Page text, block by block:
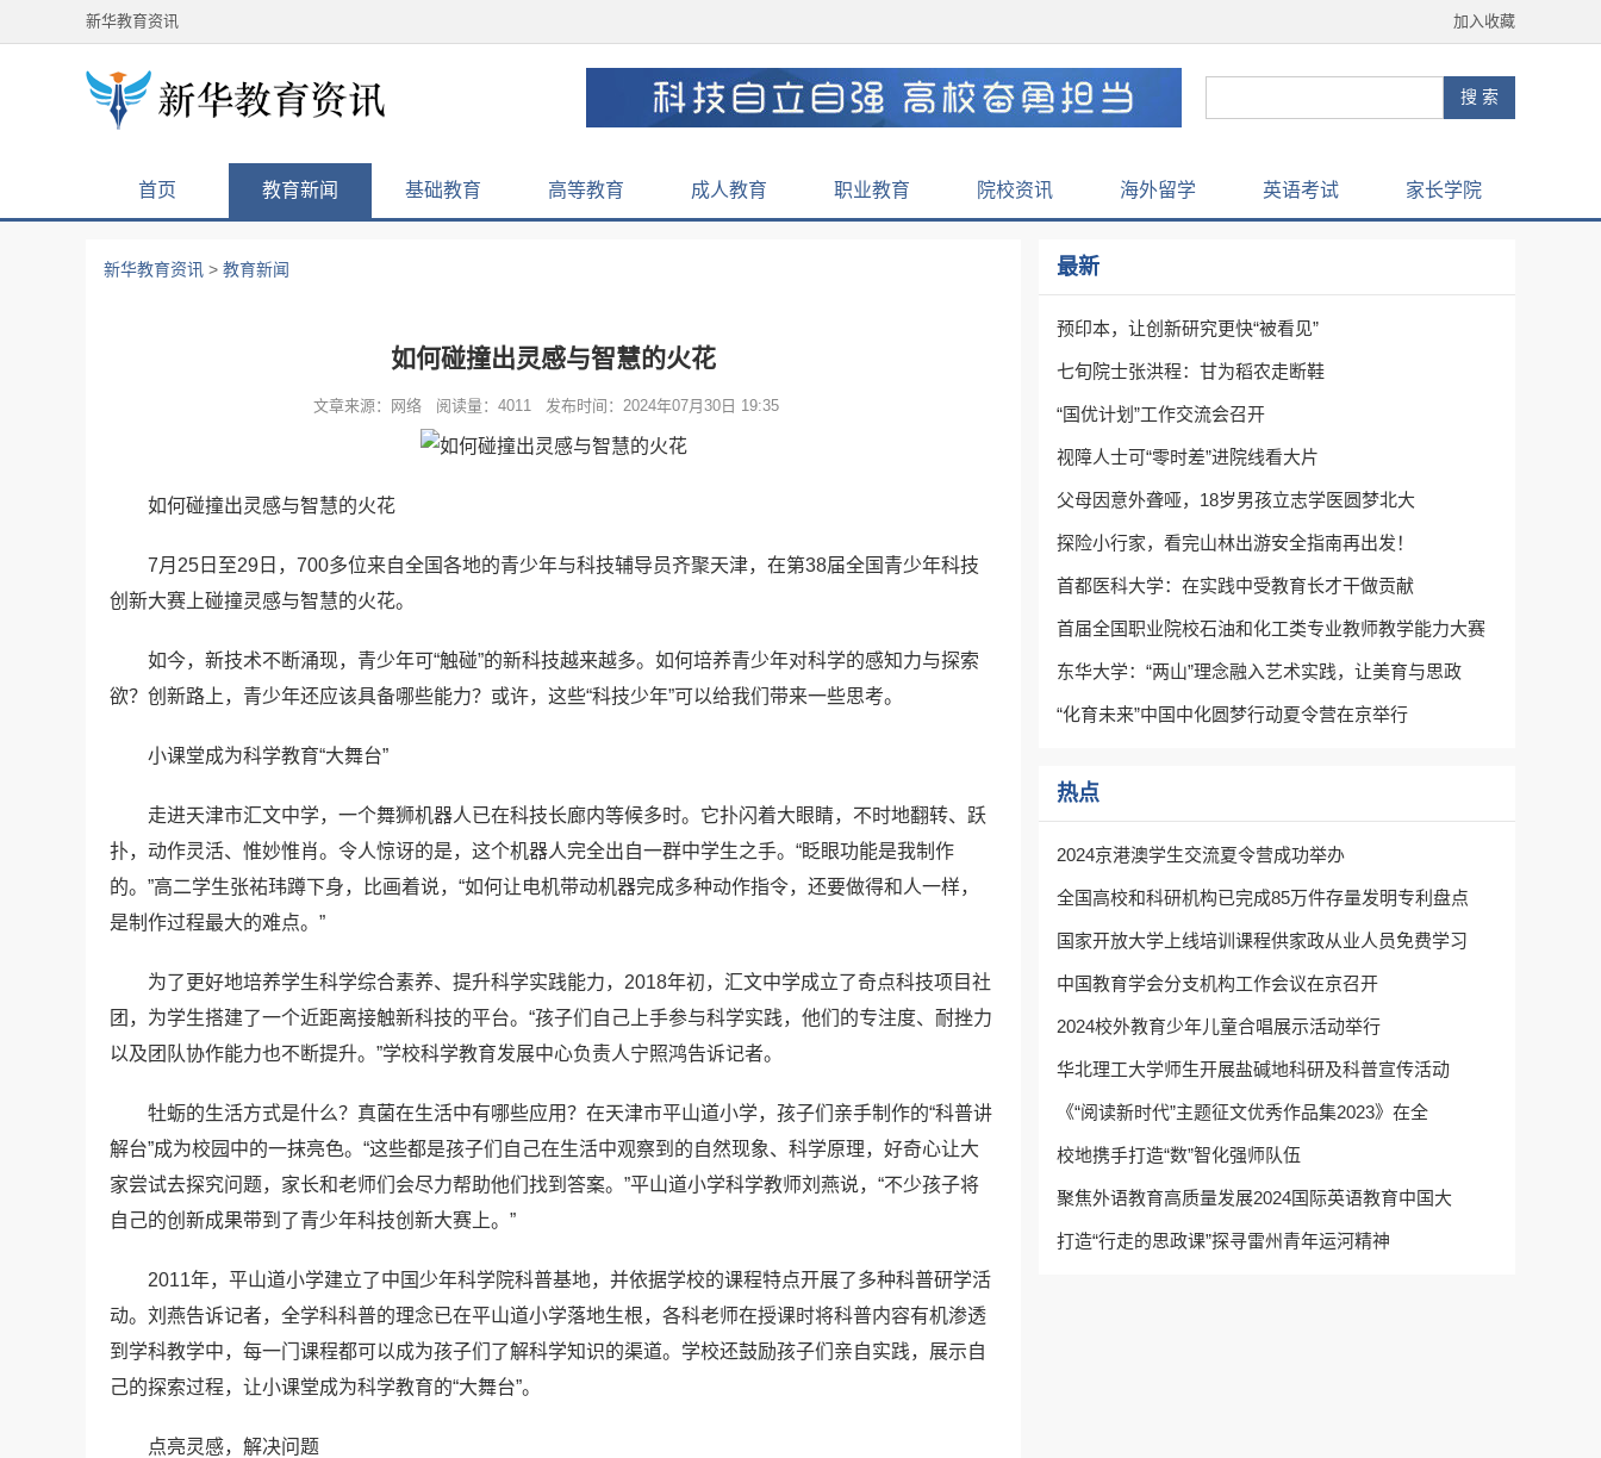
新华教育资讯 加入收藏
首页 教育新闻 基础教育 高等教育 成人教育 职业教育 院校资讯 海外留学 英语考试 家长学院
新华教育资讯 > 教育新闻
如何碰撞出灵感与智慧的火花
文章来源：网络 阅读量：4011 发布时间：2024年07月30日 19:35
如何碰撞出灵感与智慧的火花
7月25日至29日，700多位来自全国各地的青少年与科技辅导员齐聚天津，在第38届全国青少年科技
创新大赛上碰撞灵感与智慧的火花。
如今，新技术不断涌现，青少年可“触碰”的新科技越来越多。如何培养青少年对科学的感知力与探索
欲？创新路上，青少年还应该具备哪些能力？或许，这些“科技少年”可以给我们带来一些思考。
小课堂成为科学教育“大舞台”
走进天津市汇文中学，一个舞狮机器人已在科技长廊内等候多时。它扑闪着大眼睛，不时地翻转、跃
扑，动作灵活、惟妙惟肖。令人惊讶的是，这个机器人完全出自一群中学生之手。“眨眼功能是我制作
的。”高二学生张祐玮蹲下身，比画着说，“如何让电机带动机器完成多种动作指令，还要做得和人一样，
是制作过程最大的难点。”
为了更好地培养学生科学综合素养、提升科学实践能力，2018年初，汇文中学成立了奇点科技项目社
团，为学生搭建了一个近距离接触新科技的平台。“孩子们自己上手参与科学实践，他们的专注度、耐挫力
以及团队协作能力也不断提升。”学校科学教育发展中心负责人宁照鸿告诉记者。
牡蛎的生活方式是什么？真菌在生活中有哪些应用？在天津市平山道小学，孩子们亲手制作的“科普讲
解台”成为校园中的一抹亮色。“这些都是孩子们自己在生活中观察到的自然现象、科学原理，好奇心让大
家尝试去探究问题，家长和老师们会尽力帮助他们找到答案。”平山道小学科学教师刘燕说，“不少孩子将
自己的创新成果带到了青少年科技创新大赛上。”
2011年，平山道小学建立了中国少年科学院科普基地，并依据学校的课程特点开展了多种科普研学活
动。刘燕告诉记者，全学科科普的理念已在平山道小学落地生根，各科老师在授课时将科普内容有机渗透
到学科教学中，每一门课程都可以成为孩子们了解科学知识的渠道。学校还鼓励孩子们亲自实践，展示自
己的探索过程，让小课堂成为科学教育的“大舞台”。
点亮灵感，解决问题
最新
预印本，让创新研究更快“被看见”
七旬院士张洪程：甘为稻农走断鞋
“国优计划”工作交流会召开
视障人士可“零时差”进院线看大片
父母因意外聋哑，18岁男孩立志学医圆梦北大
探险小行家，看完山林出游安全指南再出发！
首都医科大学：在实践中受教育长才干做贡献
首届全国职业院校石油和化工类专业教师教学能力大赛
东华大学：“两山”理念融入艺术实践，让美育与思政
“化育未来”中国中化圆梦行动夏令营在京举行
热点
2024京港澳学生交流夏令营成功举办
全国高校和科研机构已完成85万件存量发明专利盘点
国家开放大学上线培训课程供家政从业人员免费学习
中国教育学会分支机构工作会议在京召开
2024校外教育少年儿童合唱展示活动举行
华北理工大学师生开展盐碱地科研及科普宣传活动
《“阅读新时代”主题征文优秀作品集2023》在全
校地携手打造“数”智化强师队伍
聚焦外语教育高质量发展2024国际英语教育中国大
打造“行走的思政课”探寻雷州青年运河精神